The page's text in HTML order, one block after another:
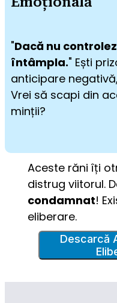
"Dacă nu
întâmpla." Ești
anticipare
Vrei să scapi din
minții?
Aceste răni îți
distrug viitorul.
condamnat!
eliberare.
Descarcă